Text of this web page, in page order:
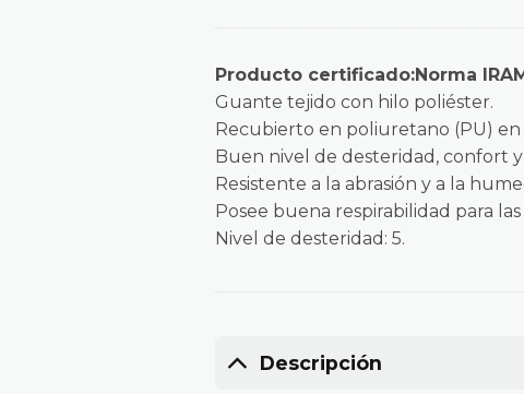
Producto certificado:Norma
Guante tejido con hilo poliéster.
Recubierto en poliuretano (PU) en
Buen nivel de desteridad, confort
Resistente a la abrasión y a la
Posee buena respirabilidad para las
Nivel de desteridad: 5.
Descripción